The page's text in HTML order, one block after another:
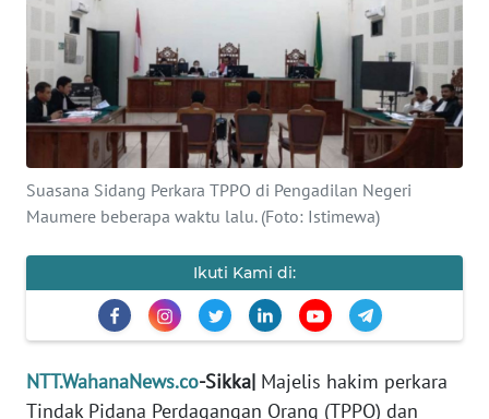
Suasana Sidang Perkara TPPO di Pengadilan Negeri
Maumere beberapa waktu lalu. (Foto: Istimewa)
Ikuti Kami di:
NTT.WahanaNews.co-Sikka| Majelis hakim perkara
Tindak Pidana Perdagangan Orang (TPPO) dan
OPINI
Informasi
INDEKS
KONTAK
INFO
TENTANG
KAMI